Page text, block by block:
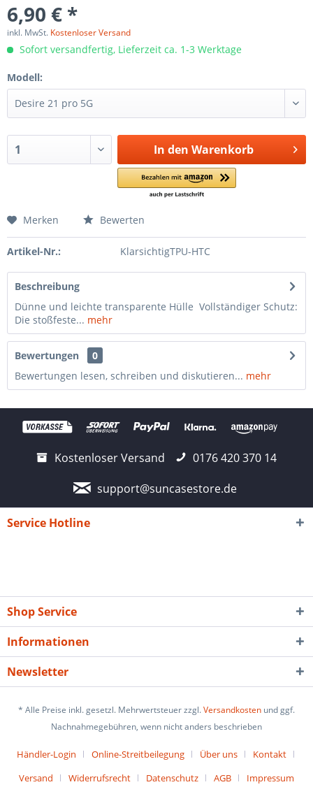
6,90 € *
inkl. MwSt. Kostenloser Versand
Sofort versandfertig, Lieferzeit ca. 1-3 Werktage
Modell:
In den Warenkorb
Merken Bewerten
Artikel-Nr.: KlarsichtigTPU-HTC
Beschreibung
Dünne und leichte transparente Hülle Vollständiger Schutz:
Die stoßfeste... mehr
Bewertungen
0
Bewertungen lesen, schreiben und diskutieren... mehr
Kostenloser Versand
0176 420 370 14
support@suncasestore.de
Service Hotline
Shop Service
Informationen
Newsletter
* Alle Preise inkl. gesetzl. Mehrwertsteuer zzgl.Versandkosten und ggf.
Nachnahmegebühren, wenn nicht anders beschrieben
Händler-Login Online-Streitbeilegung Über uns
Kontakt
Versand
Widerrufsrecht Datenschutz AGB Impressum